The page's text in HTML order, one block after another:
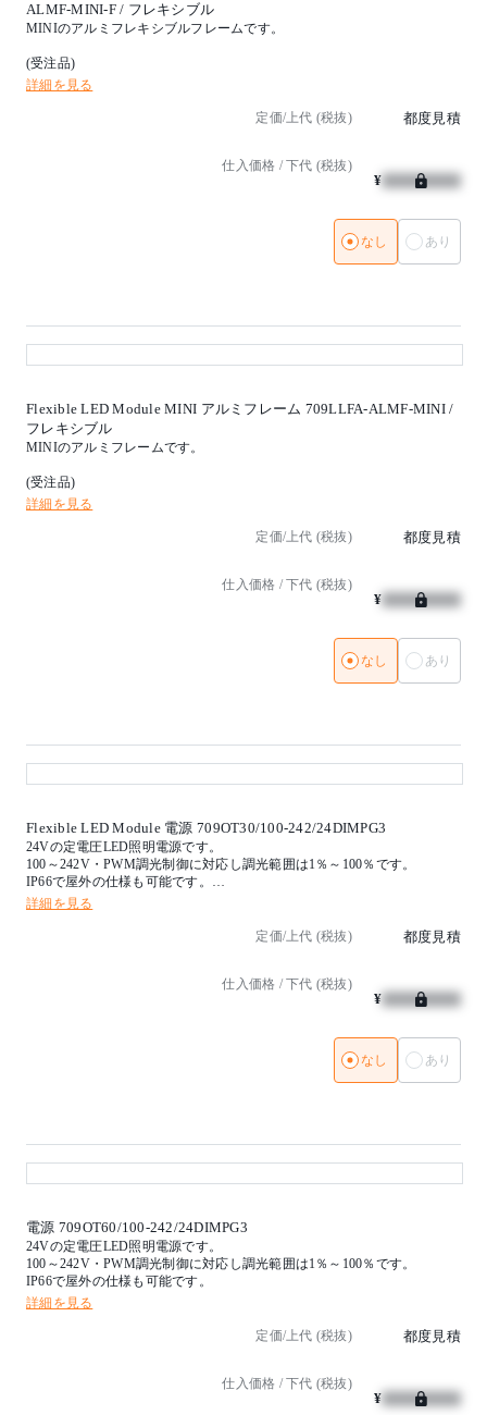
ALMF-MINI-F / フレキシブル
MINIのアルミフレキシブルフレームです。
(受注品)
詳細を見る
定価/上代 (税抜) 都度見積
仕入価格 / 下代 (税抜)
¥
なし あり
Flexible LED Module MINI アルミフレーム 709LLFA-ALMF-MINI /
フレキシブル
MINIのアルミフレームです。
(受注品)
詳細を見る
定価/上代 (税抜) 都度見積
仕入価格 / 下代 (税抜)
¥
なし あり
Flexible LED Module 電源 709OT30/100-242/24DIMPG3
24Vの定電圧LED照明電源です。
100～242V・PWM調光制御に対応し調光範囲は1％～100％です。
IP66で屋外の仕様も可能です。
詳細を見る
定価/上代 (税抜) 都度見積
仕入価格 / 下代 (税抜)
¥
なし あり
電源 709OT60/100-242/24DIMPG3
24Vの定電圧LED照明電源です。
100～242V・PWM調光制御に対応し調光範囲は1％～100％です。
IP66で屋外の仕様も可能です。
詳細を見る
定価/上代 (税抜) 都度見積
仕入価格 / 下代 (税抜)
¥